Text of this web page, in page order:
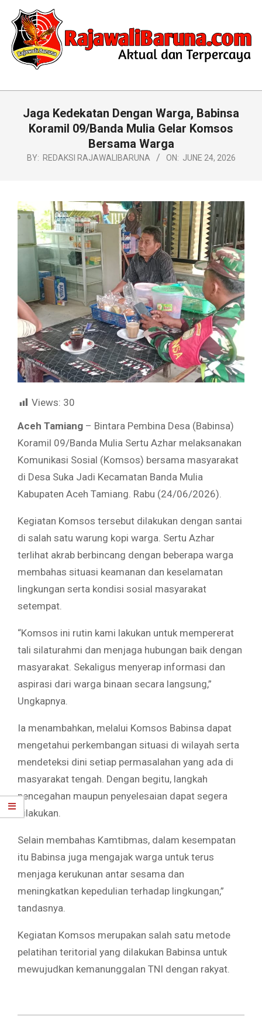
content
Primary
Jaga Kedekatan Dengan Warga, Babinsa
Koramil 09/Banda Mulia Gelar Komsos
Bersama Warga
BY: REDAKSI RAJAWALIBARUNA ON: JUNE 24, 2026
Views: 30
Aceh Tamiang – Bintara Pembina Desa (Babinsa)
Koramil 09/Banda Mulia Sertu Azhar melaksanakan
Komunikasi Sosial (Komsos) bersama masyarakat
di Desa Suka Jadi Kecamatan Banda Mulia
Kabupaten Aceh Tamiang. Rabu (24/06/2026).
Kegiatan Komsos tersebut dilakukan dengan santai
di salah satu warung kopi warga. Sertu Azhar
terlihat akrab berbincang dengan beberapa warga
membahas situasi keamanan dan keselamatan
lingkungan serta kondisi sosial masyarakat
setempat.
“Komsos ini rutin kami lakukan untuk mempererat
tali silaturahmi dan menjaga hubungan baik dengan
masyarakat. Sekaligus menyerap informasi dan
aspirasi dari warga binaan secara langsung,”
Ungkapnya.
Ia menambahkan, melalui Komsos Babinsa dapat
mengetahui perkembangan situasi di wilayah serta
mendeteksi dini setiap permasalahan yang ada di
masyarakat tengah. Dengan begitu, langkah
pencegahan maupun penyelesaian dapat segera
dilakukan.
Selain membahas Kamtibmas, dalam kesempatan
itu Babinsa juga mengajak warga untuk terus
menjaga kerukunan antar sesama dan
meningkatkan kepedulian terhadap lingkungan,”
tandasnya.
Kegiatan Komsos merupakan salah satu metode
pelatihan teritorial yang dilakukan Babinsa untuk
mewujudkan kemanunggalan TNI dengan rakyat.